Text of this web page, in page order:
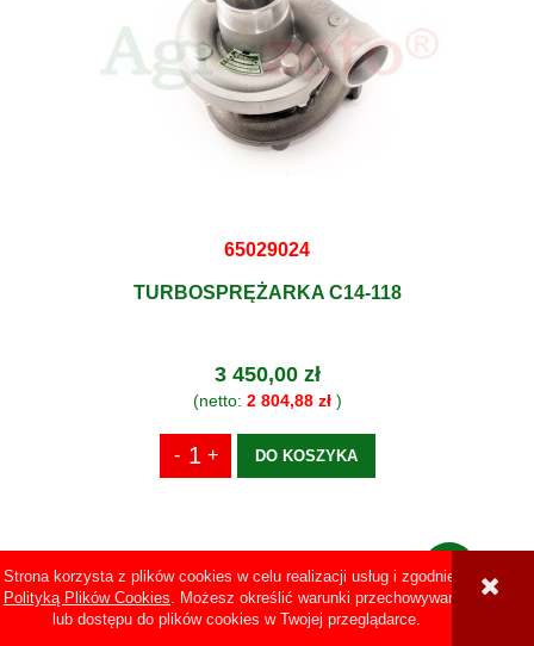
Strona korzysta z plików cookies w celu realizacji usług i zgodnie z
Polityką Plików Cookies. Możesz określić warunki przechowywania
lub dostępu do plików cookies w Twojej przeglądarce.
65029024
TURBOSPRĘŻARKA C14-118
3 450,00 zł
(netto: 2 804,88 zł)
DO KOSZYKA